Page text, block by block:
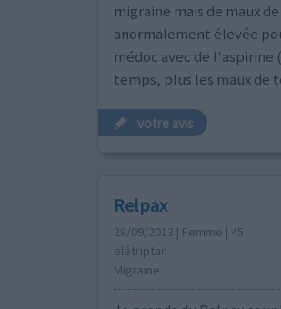
migraine mais de maux
anormalement élevée
médoc avec de l'aspirine
temps, plus les maux
votre avis
Relpax
28/09/2013 | Femme | 45
elétriptan
Migraine